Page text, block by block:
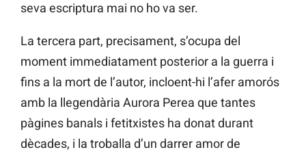
seva escriptura mai no ho va ser.
La tercera part, precisament, s’ocupa del
moment immediatament posterior a la guerra i
fins a la mort de l’autor, incloent-hi l’afer amorós
amb la llegendària Aurora Perea que tantes
pàgines banals i fetitxistes ha donat durant
dècades, i la troballa d’un darrer amor de